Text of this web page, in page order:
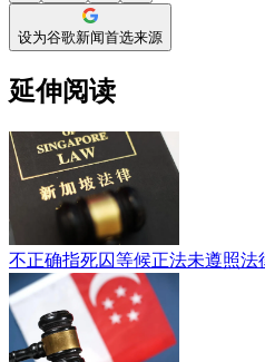
设为谷歌新闻首选来源
延伸阅读
不正确指死囚等候正法未遵照